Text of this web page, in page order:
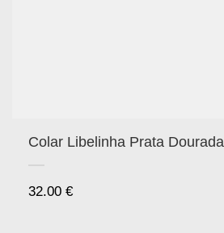
Colar Libelinha Prata Dourada
32.00 €